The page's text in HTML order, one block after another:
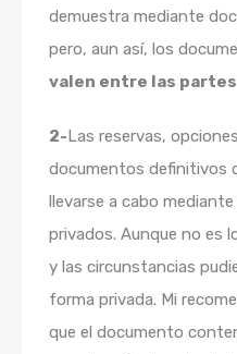
demuestra mediante
pero, aun así, los
valen entre las partes
2-Las reservas,
documentos definitivos
llevarse a cabo
privados. Aunque no es
y las circunstancias
forma privada. Mi
que el documento